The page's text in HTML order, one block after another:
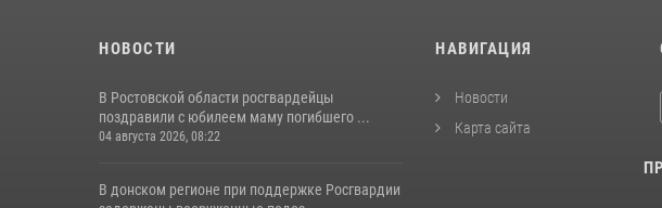
НОВОСТИ
В Ростовской области росгвардейцы
поздравили с юбилеем маму погибшего ...
04 августа 2026, 08:22
В донском регионе при поддержке Росгвардии
НАВИГАЦИЯ
Новости
Карта сайта